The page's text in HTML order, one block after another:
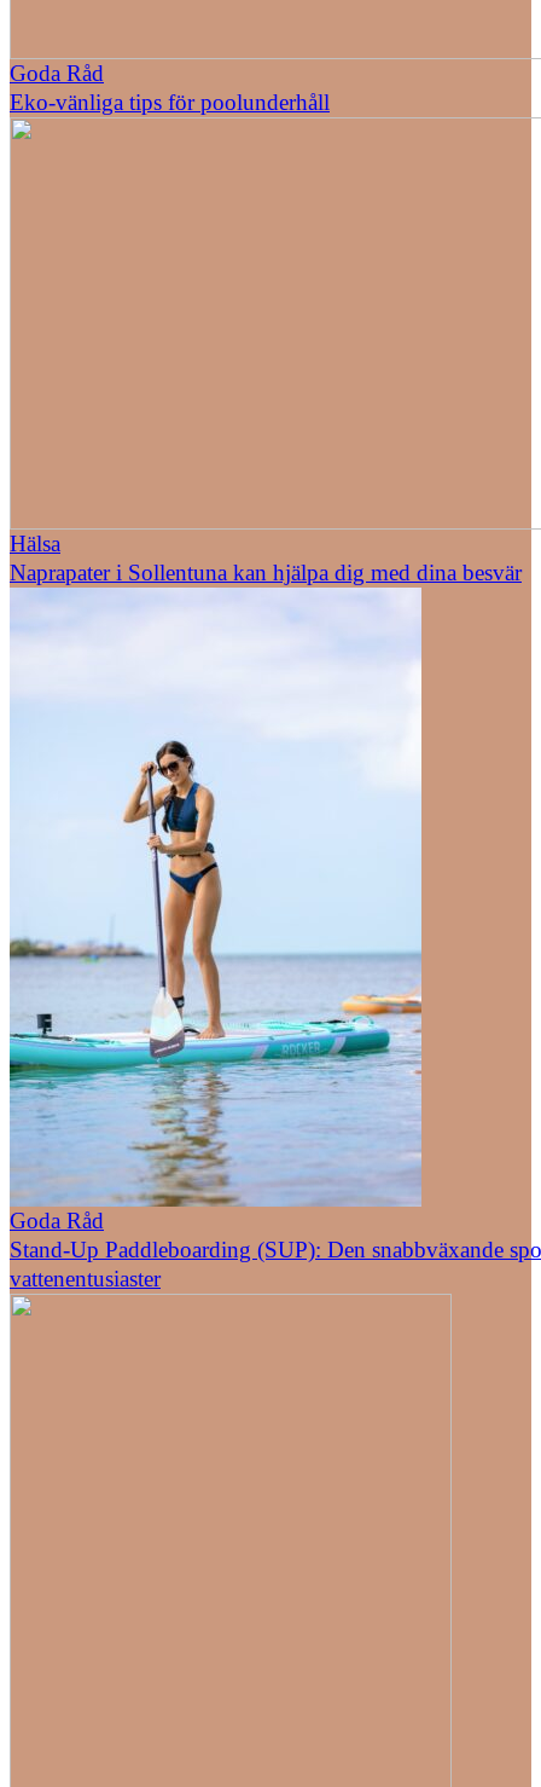
Goda Råd
Eko-vänliga tips för poolunderhåll
Hälsa
Naprapater i Sollentuna kan hjälpa dig med dina besvär
Goda Råd
Stand-Up Paddleboarding (SUP): Den snabbväxande
vattenentusiaster